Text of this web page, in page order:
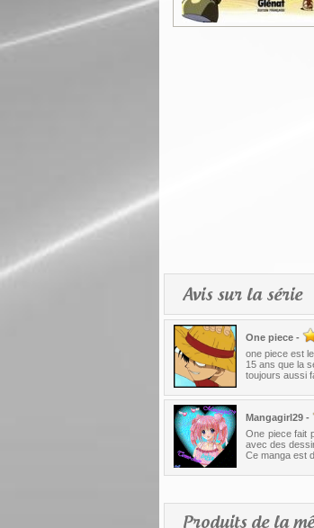
Avis sur la série
One piece -
one piece est
15 ans que la
toujours aussi
Mangagirl29 -
One piece fait
avec des
Ce manga est
Produits de la